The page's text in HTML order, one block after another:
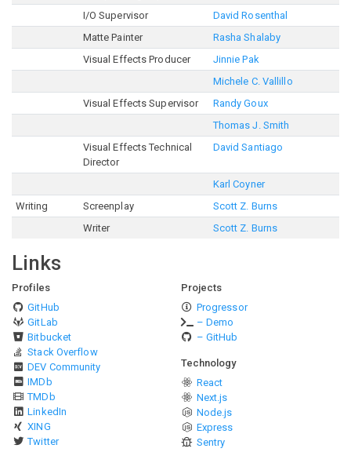
I/O Supervisor
David Rosenthal
Matte Painter
Rasha Shalaby
Visual Effects Producer
Jinnie Pak
Michele C. Vallillo
Visual Effects Supervisor
Randy Goux
Thomas J. Smith
Visual Effects Technical
Director
David Santiago
Karl Coyner
Writing
Screenplay
Scott Z. Burns
Writer
Scott Z. Burns
Links
Profiles
GitHub
GitLab
Bitbucket
Stack Overflow
DEV Community
IMDb
TMDb
LinkedIn
XING
Twitter
Projects
Progressor
– Demo
– GitHub
Technology
React
Next.js
Node.js
Express
Sentry